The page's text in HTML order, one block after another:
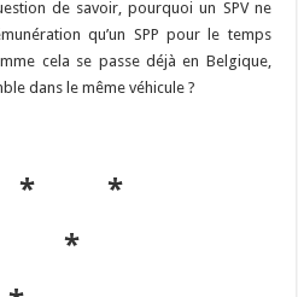
de savoir, pourquoi un SPV ne
qu’un SPP pour le temps
cela se passe déjà en Belgique,
dans le même véhicule ?
*
*